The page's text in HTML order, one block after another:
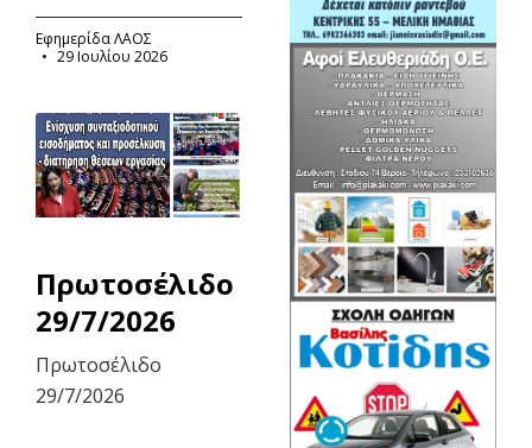
Εφημερίδα ΛΑΟΣ
29 Ιουλίου 2026
Πρωτοσέλιδο
29/7/2026
Πρωτοσέλιδο
29/7/2026